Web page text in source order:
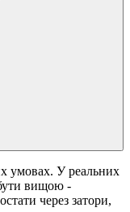
умовах. У реальних
вищою -
через затори,